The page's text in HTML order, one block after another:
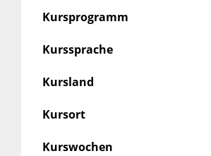
Kursprogramm
Kurssprache
Kursland
Kursort
Kurswochen